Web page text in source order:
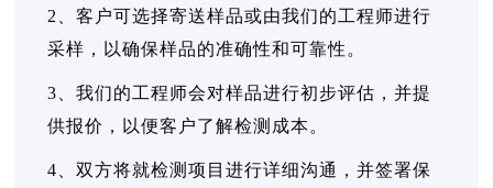
2、客户可选择寄送样品或由我们的工程师进行
采样，以确保样品的准确性和可靠性。
3、我们的工程师会对样品进行初步评估，并提
供报价，以便客户了解检测成本。
4、双方将就检测项目进行详细沟通，并签署保